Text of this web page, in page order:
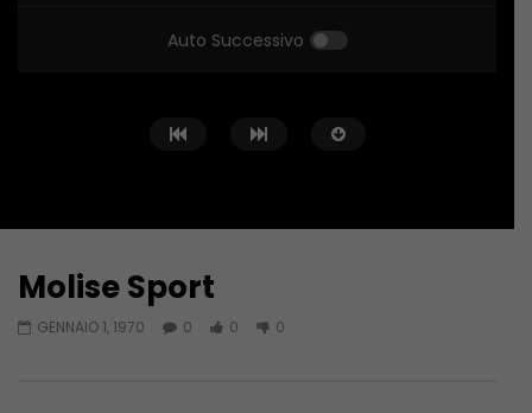
Auto Successivo
Molise Sport
GENNAIO 1, 1970 0 0 0